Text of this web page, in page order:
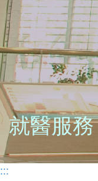
就醫服務
:::